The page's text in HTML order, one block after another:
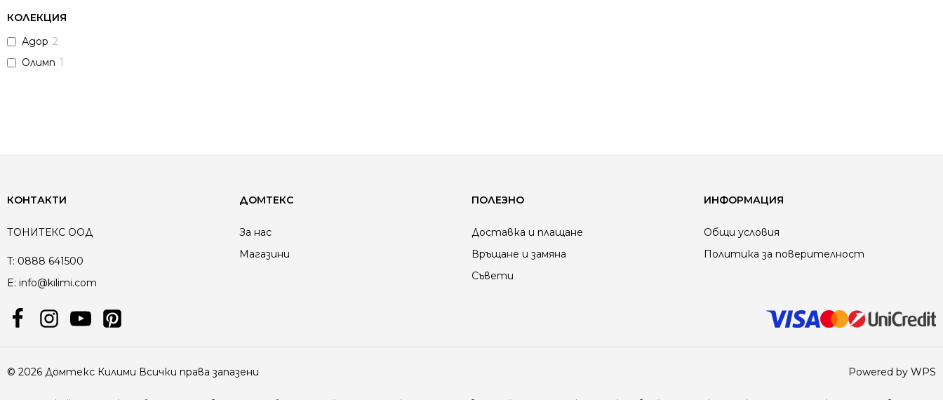
КОЛЕКЦИЯ
Адор 2
Олимп 1
КОНТАКТИ
ТОНИТЕКС ООД
T: 0888 641500
E: info@kilimi.com
ДОМТЕКС
За нас
Магазини
ПОЛЕЗНО
Доставка и плащане
Връщане и замяна
Съвети
ИНФОРМАЦИЯ
Общи условия
Политика за поверителност
© 2026 Домтекс Килими Всички права запазени Powered by WPS